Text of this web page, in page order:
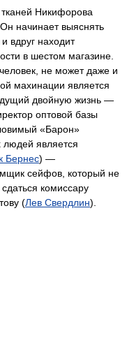
Никифорова
начинает выяснять
вдруг находит
в шестом магазине.
не может даже и
махинации является
двойную жизнь —
оптовой базы
«Барон»
является
Бернес) —
сейфов, который не
комиссару
(Лев Свердлин).